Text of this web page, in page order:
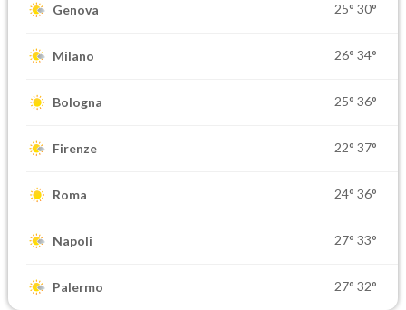
Genova 25° 30°
Milano 26° 34°
Bologna 25° 36°
Firenze 22° 37°
Roma 24° 36°
Napoli 27° 33°
Palermo 27° 32°